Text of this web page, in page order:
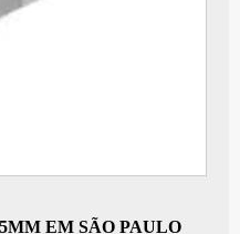
Bernardo do Campo
Paulo
EM SÃO PAULO